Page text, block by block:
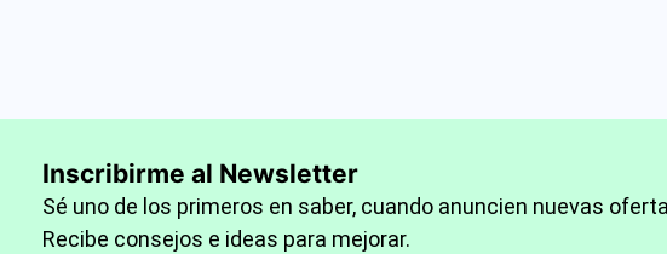
Inscribirme al Newsletter
Sé uno de los primeros en saber, cuando anuncien nuevas
Recibe consejos e ideas para mejorar.